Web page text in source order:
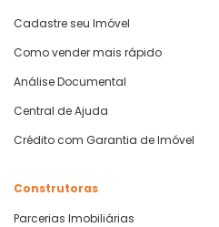
Cadastre seu Imóvel
Como vender mais rápido
Análise Documental
Central de Ajuda
Crédito com Garantia de Imóvel
Construtoras
Parcerias Imobiliárias